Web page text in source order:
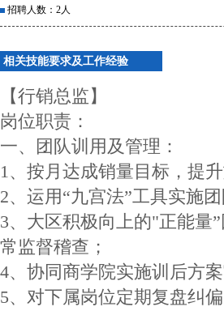
招聘人数：2人
相关技能要求及工作经验
【行销总监】
岗位职责：
一、团队训用及管理：
1、按月达成销量目标，提
2、运用“九宫法”工具实施团
3、大区积极向上的"正能量
常监督稽查；
4、协同商学院实施训后方
5、对下属岗位定期复盘纠